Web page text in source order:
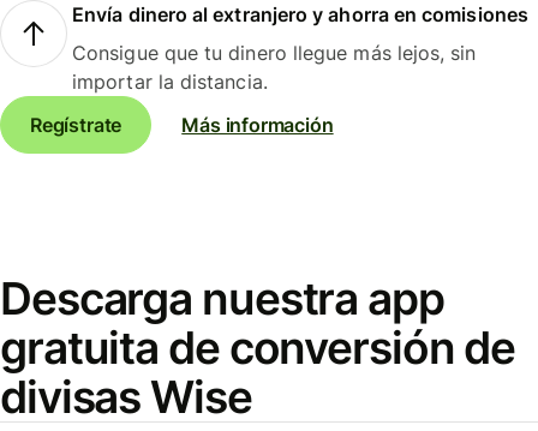
Envía dinero al extranjero y ahorra en comisiones
Consigue que tu dinero llegue más lejos, sin
importar la distancia.
Regístrate
Más información
Descarga nuestra app
gratuita de conversión de
divisas Wise